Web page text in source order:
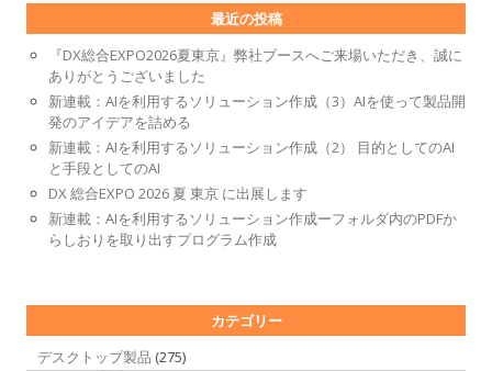
最近の投稿
『DX総合EXPO2026夏東京』弊社ブースへご来場いただき、誠に
ありがとうございました
新連載：AIを利用するソリューション作成（3）AIを使って製品開
発のアイデアを詰める
新連載：AIを利用するソリューション作成（2） 目的としてのAI
と手段としてのAI
DX 総合EXPO 2026 夏 東京 に出展します
新連載：AIを利用するソリューション作成ーフォルダ内のPDFか
らしおりを取り出すプログラム作成
カテゴリー
デスクトップ製品 (275)